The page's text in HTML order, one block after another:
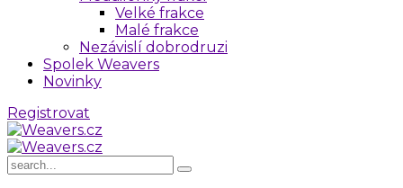
Velké frakce
Malé frakce
Nezávislí dobrodruzi
Spolek Weavers
Novinky
Registrovat